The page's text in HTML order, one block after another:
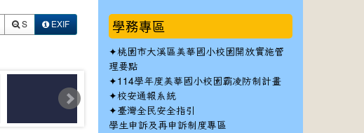
S EXIF 學務專區
✦桃園市大溪區美華國小校園開放實施管
理要點
✦114學年度美華國小校園霸凌防制計畫
✦校安通報系統
✦臺灣全民安全指引
學生申訴及再申訴制度專區